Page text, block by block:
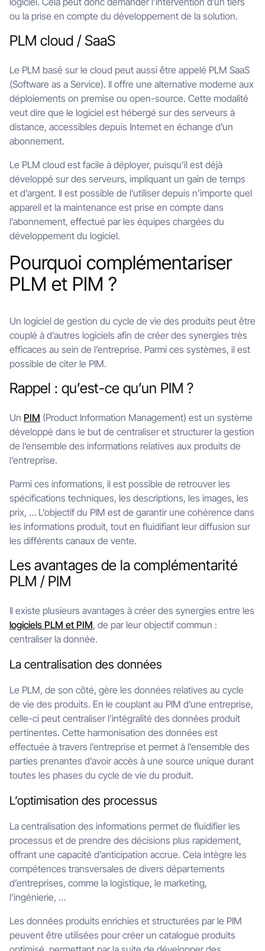
ou la prise en compte du développement de la solution.
PLM cloud / SaaS
Le PLM basé sur le cloud peut aussi être appelé PLM SaaS
(Software as a Service). Il offre une alternative moderne aux
déploiements on premise ou open-source. Cette modalité
veut dire que le logiciel est hébergé sur des serveurs à
distance, accessibles depuis Internet en échange d’un
abonnement.
Le PLM cloud est facile à déployer, puisqu’il est déjà
développé sur des serveurs, impliquant un gain de temps
et d’argent. Il est possible de l’utiliser depuis n’importe quel
appareil et la maintenance est prise en compte dans
l’abonnement, effectué par les équipes chargées du
développement du logiciel.
Pourquoi complémentariser
PLM et PIM ?
Un logiciel de gestion du cycle de vie des produits peut être
couplé à d’autres logiciels afin de créer des synergies très
efficaces au sein de l’entreprise. Parmi ces systèmes, il est
possible de citer le PIM.
Rappel : qu’est-ce qu’un PIM ?
Un PIM (Product Information Management) est un système
développé dans le but de centraliser et structurer la gestion
de l’ensemble des informations relatives aux produits de
l’entreprise.
Parmi ces informations, il est possible de retrouver les
spécifications techniques, les descriptions, les images, les
prix, … L’objectif du PIM est de garantir une cohérence dans
les informations produit, tout en fluidifiant leur diffusion sur
les différents canaux de vente.
Les avantages de la complémentarité
PLM / PIM
Il existe plusieurs avantages à créer des synergies entre les
logiciels PLM et PIM, de par leur objectif commun :
centraliser la donnée.
La centralisation des données
Le PLM, de son côté, gère les données relatives au cycle
de vie des produits. En le couplant au PIM d’une entreprise,
celle-ci peut centraliser l’intégralité des données produit
pertinentes. Cette harmonisation des données est
effectuée à travers l’entreprise et permet à l’ensemble des
parties prenantes d’avoir accès à une source unique durant
toutes les phases du cycle de vie du produit.
L’optimisation des processus
La centralisation des informations permet de fluidifier les
processus et de prendre des décisions plus rapidement,
offrant une capacité d’anticipation accrue. Cela intègre les
compétences transversales de divers départements
d’entreprises, comme la logistique, le marketing,
l’ingénierie, …
Les données produits enrichies et structurées par le PIM
peuvent être utilisées pour créer un catalogue produits